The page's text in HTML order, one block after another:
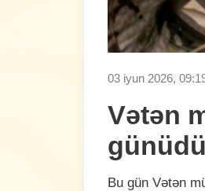
03 iyun 2026,
Vətən
Bu gün Vətən